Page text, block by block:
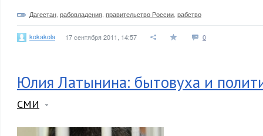
Дагестан рабовладения правительство России рабство
kokakola 17 сентября 2011, 14:57 0
Юлия Латынина: бытовуха и
СМИ